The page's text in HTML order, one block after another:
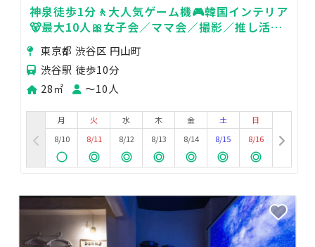
神泉徒歩1分🚶大人気ゲーム機🎮韓国インテリア
🐻最大10人🎀女子会／ママ会／撮影／推し活／
デート
東京都 渋谷区 円山町
渋谷駅 徒歩10分
28㎡
〜10人
月
8/10
火
8/11
水
8/12
木
8/13
金
8/14
土
8/15
日
8/16